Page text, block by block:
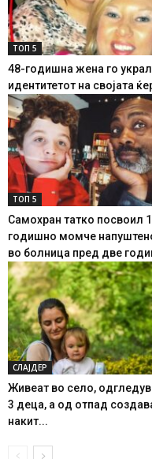
ТОП 5
48-годишна жена го
идентитетот на својата
ТОП 5
Самохран татко посвоил
годишно момче
во болница пред две
СЛАЈДЕР
Живеат во село,
3 деца, а од отпад
накит...